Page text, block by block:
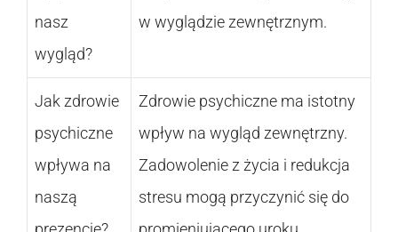
nasz
wygląd?
w wyglądzie zewnętrznym.
Jak zdrowie
psychiczne
wpływa na
naszą
Zdrowie psychiczne ma istotny
wpływ na wygląd zewnętrzny.
Zadowolenie z życia i redukcja
stresu mogą przyczynić się do